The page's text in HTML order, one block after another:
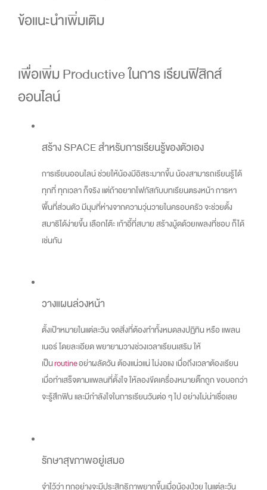
ข้อแนะนำเพิ่มเติม
เพื่อเพิ่ม Productive ในการ เรียนฟิสิกส์
ออนไลน์
สร้าง SPACE สำหรับการเรียนรู้ของตัวเอง
การเรียนออนไลน์ ช่วยให้น้องมีอิสระมากขึ้น น้องสามารถเรียนรู้ได้
ทุกที่ ทุกเวลา ก็จริง แต่ถ้าอยากโฟกัสกับบทเรียนตรงหน้า การหา
พื้นที่ส่วนตัว มีมุมที่ห่างจากความวุ่นวายในครอบครัว จะช่วยตั้ง
สมาธิได้ง่ายขึ้น เลือกโต๊ะ เก้าอี้ที่สบาย สร้างมู้ดด้วยเพลงที่ชอบ ก็ได้
เช่นกัน
วางแผนล่วงหน้า
ตั้งเป้าหมายในแต่ละวัน จดสิ่งที่ต้องทำทั้งหมดลงปฏิทิน หรือ แพลน
เนอร์ โดยละเอียด พยายามวางช่วงเวลาเรียนเสริม ให้
เป็นroutineอย่าผลัดวัน ต้องแน่วแน่ ไม่งอแง เมื่อถึงเวลาต้องเรียน
เมื่อทำเสร็จตามแพลนที่ตั้งใจ ให้ลองขีดเครื่องหมายติ๊กถูก ขอบอกว่า
จะรู้สึกฟิน และมีกำลังใจในการเรียนวันต่อ ๆ ไป อย่างไม่น่าเชื่อเลย
รักษาสุขภาพอยู่เสมอ
จำไว้ว่า ทุกอย่างจะมีประสิทธิภาพยากขึ้นเมื่อน้องป่วย ในแต่ละวัน